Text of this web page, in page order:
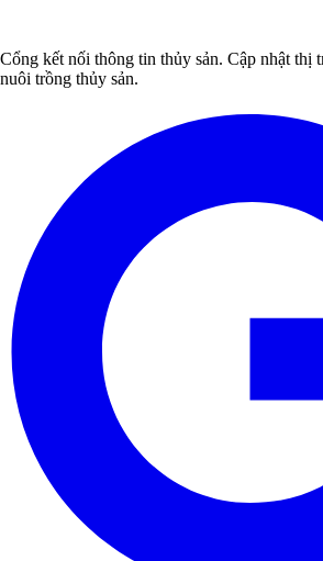
Cổng kết nối thông tin thủy sản. Cập nhật thị
nuôi trồng thủy sản.